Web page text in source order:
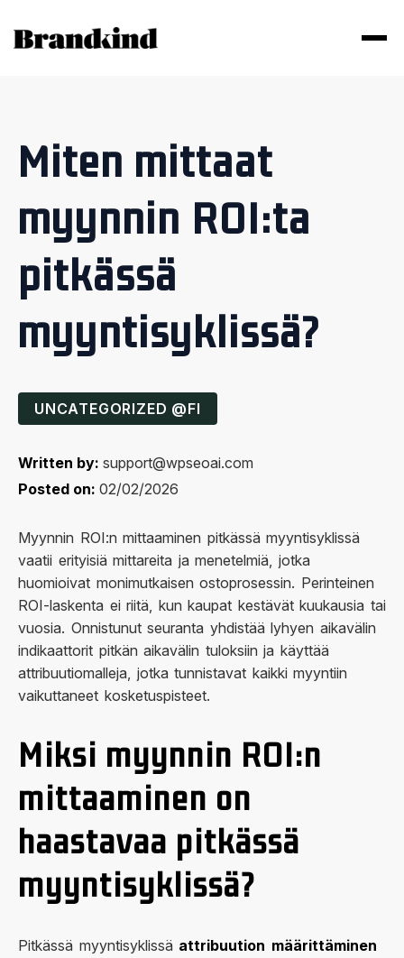
Miten mittaat
myynnin ROI:ta
pitkässä
myyntisyklissä?
UNCATEGORIZED @FI
Written by: support@wpseoai.com
Posted on: 02/02/2026
Myynnin ROI:n mittaaminen pitkässä myyntisyklissä
vaatii erityisiä mittareita ja menetelmiä, jotka
huomioivat monimutkaisen ostoprosessin. Perinteinen
ROI-laskenta ei riitä, kun kaupat kestävät kuukausia tai
vuosia. Onnistunut seuranta yhdistää lyhyen aikavälin
indikaattorit pitkän aikavälin tuloksiin ja käyttää
attribuutiomalleja, jotka tunnistavat kaikki myyntiin
vaikuttaneet kosketuspisteet.
Miksi myynnin ROI:n
mittaaminen on
haastavaa pitkässä
myyntisyklissä?
Pitkässä myyntisyklissä attribuution määrittäminen